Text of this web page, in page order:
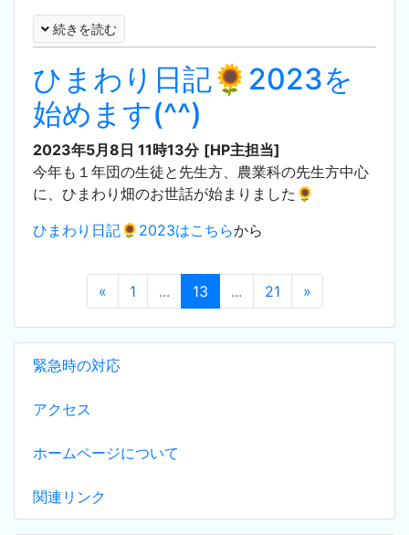
緊急時の対応
アクセス
ホームページについて
関連リンク
続きを読む
ひまわり日記🌻2023を
始めます(^^)
2023年5月8日 11時13分 [HP主担当]
今年も１年団の生徒と先生方、農業科の先生方中心
に、ひまわり畑のお世話が始まりました🌻
ひまわり日記🌻2023はこちらから
« 1 ... 13 ... 21 »